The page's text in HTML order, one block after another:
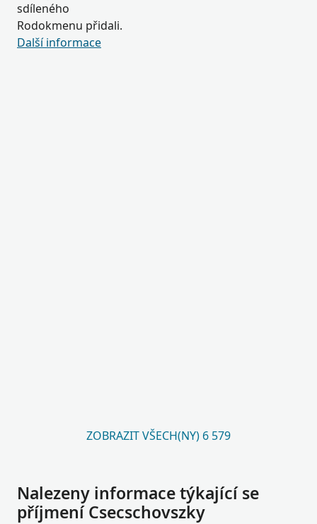
sdíleného
Rodokmenu přidali.
Další informace
ZOBRAZIT VŠECH(NY) 6 579
Nalezeny informace týkající se
příjmení Csecschovszky